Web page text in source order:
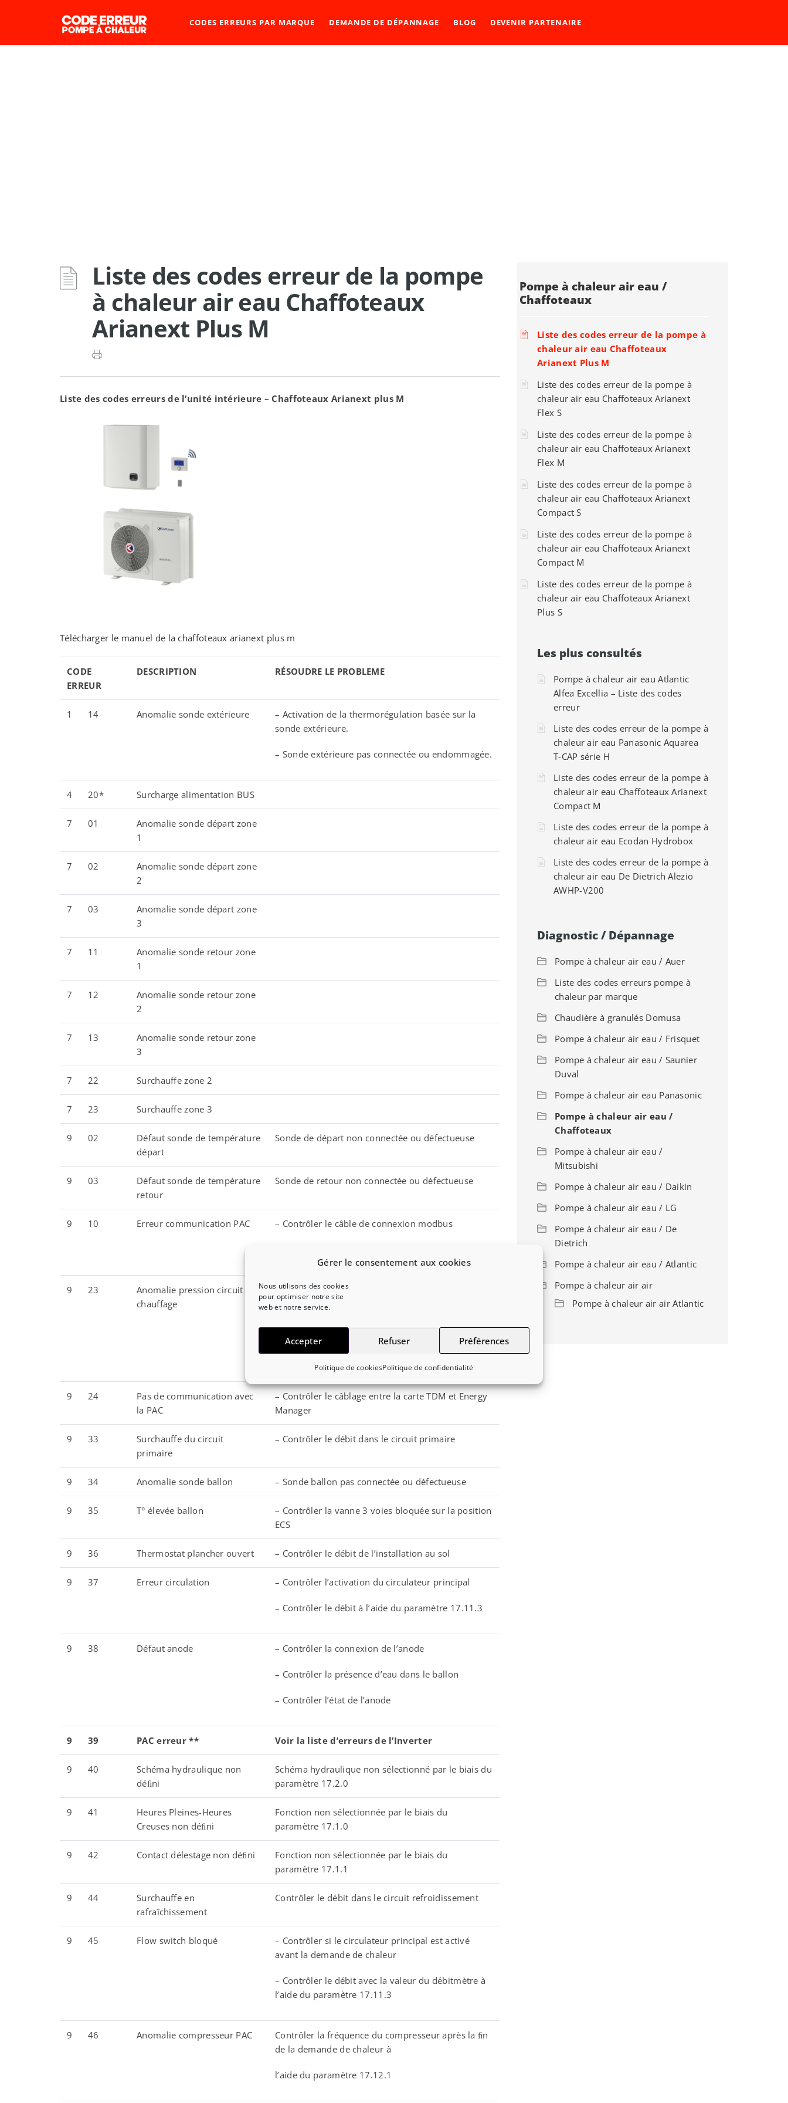
Gérer le consentement aux cookies
Nous utilisons des cookies
pour optimiser notre site
web et notre service.
Accepter Refuser Préférences
Politique de cookiesPolitique de confidentialité
CODES ERREURS PAR MARQUE DEMANDE DE DÉPANNAGE BLOG DEVENIR PARTENAIRE
Liste des codes erreur de la pompe
à chaleur air eau Chaffoteaux
Arianext Plus M
Liste des codes erreurs de l’unité intérieure – Chaffoteaux Arianext plus M
Télécharger le manuel de la chaffoteaux arianext plus m
CODE
ERREUR
DESCRIPTION RÉSOUDRE LE PROBLEME
1 14 Anomalie sonde extérieure
– Activation de la thermorégulation basée sur la
sonde extérieure.
– Sonde extérieure pas connectée ou endommagée.
4 20* Surcharge alimentation BUS
7 01
Anomalie sonde départ zone
1
7 02
Anomalie sonde départ zone
2
7 03
Anomalie sonde départ zone
3
7 11
Anomalie sonde retour zone
1
7 12
Anomalie sonde retour zone
2
7 13
Anomalie sonde retour zone
3
7 22 Surchauffe zone 2
7 23 Surchauffe zone 3
9 02
Défaut sonde de température
départ
Sonde de départ non connectée ou défectueuse
9 03
Défaut sonde de température
retour
Sonde de retour non connectée ou défectueuse
9 10 Erreur communication PAC – Contrôler le câble de connexion modbus
9 23
Anomalie pression circuit
chauffage
– Contrôler s’il y a des fuites d’eau dans le circuit
hydraulique
– Pressostat défectueux
– Câblage du pressostat défectueux
9 24
Pas de communication avec
la PAC
– Contrôler le câblage entre la carte TDM et Energy
Manager
9 33
Surchauffe du circuit
primaire
– Contrôler le débit dans le circuit primaire
9 34 Anomalie sonde ballon – Sonde ballon pas connectée ou défectueuse
9 35 T° élevée ballon
– Contrôler la vanne 3 voies bloquée sur la position
ECS
9 36 Thermostat plancher ouvert – Contrôler le débit de l’installation au sol
9 37 Erreur circulation – Contrôler l’activation du circulateur principal
– Contrôler le débit à l’aide du paramètre 17.11.3
9 38 Défaut anode – Contrôler la connexion de l’anode
– Contrôler la présence d’eau dans le ballon
– Contrôler l’état de l’anode
9 39 PAC erreur ** Voir la liste d’erreurs de l’Inverter
9 40
Schéma hydraulique non
déﬁni
Schéma hydraulique non sélectionné par le biais du
paramètre 17.2.0
9 41
Heures Pleines-Heures
Creuses non déﬁni
Fonction non sélectionnée par le biais du
paramètre 17.1.0
9 42 Contact délestage non déﬁni
Fonction non sélectionnée par le biais du
paramètre 17.1.1
9 44
Surchauffe en
rafraîchissement
Contrôler le débit dans le circuit refroidissement
9 45 Flow switch bloqué
– Contrôler si le circulateur principal est activé
avant la demande de chaleur
– Contrôler le débit avec la valeur du débitmètre à
l’aide du paramètre 17.11.3
9 46 Anomalie compresseur PAC
Contrôler la fréquence du compresseur après la ﬁn
de la demande de chaleur à
l’aide du paramètre 17.12.1
Pompe à chaleur air eau /
Chaffoteaux
Liste des codes erreur de la pompe à
chaleur air eau Chaffoteaux
Arianext Plus M
Liste des codes erreur de la pompe à
chaleur air eau Chaffoteaux Arianext
Flex S
Liste des codes erreur de la pompe à
chaleur air eau Chaffoteaux Arianext
Flex M
Liste des codes erreur de la pompe à
chaleur air eau Chaffoteaux Arianext
Compact S
Liste des codes erreur de la pompe à
chaleur air eau Chaffoteaux Arianext
Compact M
Liste des codes erreur de la pompe à
chaleur air eau Chaffoteaux Arianext
Plus S
Les plus consultés
Pompe à chaleur air eau Atlantic
Alfea Excellia – Liste des codes
erreur
Liste des codes erreur de la pompe à
chaleur air eau Panasonic Aquarea
T-CAP série H
Liste des codes erreur de la pompe à
chaleur air eau Chaffoteaux Arianext
Compact M
Liste des codes erreur de la pompe à
chaleur air eau Ecodan Hydrobox
Liste des codes erreur de la pompe à
chaleur air eau De Dietrich Alezio
AWHP-V200
Diagnostic / Dépannage
Pompe à chaleur air eau / Auer
Liste des codes erreurs pompe à
chaleur par marque
Chaudière à granulés Domusa
Pompe à chaleur air eau / Frisquet
Pompe à chaleur air eau / Saunier
Duval
Pompe à chaleur air eau Panasonic
Pompe à chaleur air eau /
Chaffoteaux
Pompe à chaleur air eau /
Mitsubishi
Pompe à chaleur air eau / Daikin
Pompe à chaleur air eau / LG
Pompe à chaleur air eau / De
Dietrich
Pompe à chaleur air eau / Atlantic
Pompe à chaleur air air
Pompe à chaleur air air Atlantic